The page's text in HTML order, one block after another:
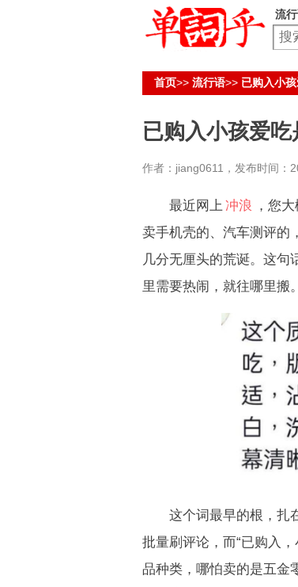
流
首页>> 流行语>> 已购入小
已购入小孩爱
作者：jiang0611，发布时间：
最近网上 冲浪 ，您
卖手机壳的、汽车测评的
几分无厘头的荒诞。这句
里需要热闹，就往哪里搬。
这个词最早的根，扎在
批量刷评论，而“已购入
品种类，哪怕卖的是五金